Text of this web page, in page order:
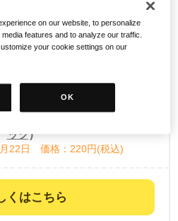
索結果
ック)
22日 価格：220円(税込)
くはこちら
on our website, to personalize
features and to analyze our traffic.
your cookie settings on our
OK